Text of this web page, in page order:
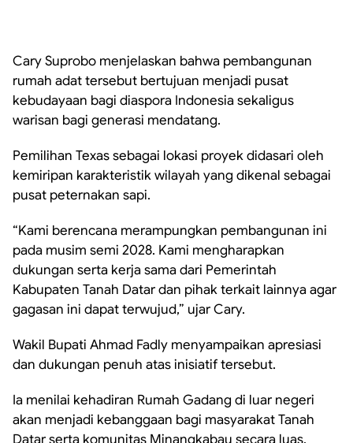
Cary Suprobo menjelaskan bahwa pembangunan
rumah adat tersebut bertujuan menjadi pusat
kebudayaan bagi diaspora Indonesia sekaligus
warisan bagi generasi mendatang.
Pemilihan Texas sebagai lokasi proyek didasari oleh
kemiripan karakteristik wilayah yang dikenal sebagai
pusat peternakan sapi.
“Kami berencana merampungkan pembangunan ini
pada musim semi 2028. Kami mengharapkan
dukungan serta kerja sama dari Pemerintah
Kabupaten Tanah Datar dan pihak terkait lainnya agar
gagasan ini dapat terwujud,” ujar Cary.
Wakil Bupati Ahmad Fadly menyampaikan apresiasi
dan dukungan penuh atas inisiatif tersebut.
Ia menilai kehadiran Rumah Gadang di luar negeri
akan menjadi kebanggaan bagi masyarakat Tanah
Datar serta komunitas Minangkabau secara luas.